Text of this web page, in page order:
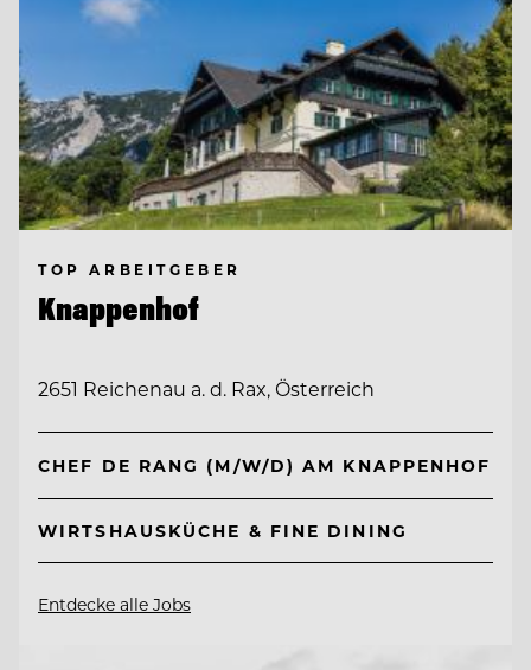
TOP ARBEITGEBER
Knappenhof
2651 Reichenau a. d. Rax, Österreich
CHEF DE RANG (M/W/D) AM KNAPPENHOF
WIRTSHAUSKÜCHE & FINE DINING
Entdecke alle Jobs